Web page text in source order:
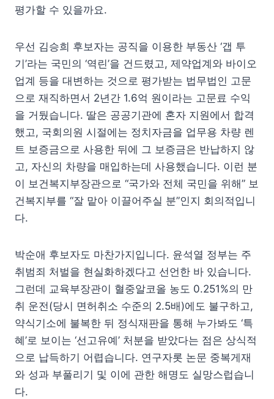
평가할 수 있을까요.
우선 김승희 후보자는 공직을 이용한 부동산 ‘갭 투
기’라는 국민의 ‘역린’을 건드렸고, 제약업계와 바이오
업계 등을 대변하는 것으로 평가받는 법무법인 고문
으로 재직하면서 2년간 1.6억 원이라는 고문료 수익
을 거뒀습니다. 딸은 공공기관에 혼자 지원에서 합격
했고, 국회의원 시절에는 정치자금을 업무용 차량 렌
트 보증금으로 사용한 뒤에 그 보증금은 반납하지 않
고, 자신의 차량을 매입하는데 사용했습니다. 이런 분
이 보건복지부장관으로 “국가와 전체 국민을 위해” 보
건복지부를 “잘 맡아 이끌어주실 분”인지 회의적입니
다.
박순애 후보자도 마찬가지입니다. 윤석열 정부는 주
취범죄 처벌을 현실화하겠다고 선언한 바 있습니다.
그런데 교육부장관이 혈중알코올 농도 0.251%의 만
취 운전(당시 면허취소 수준의 2.5배)에도 불구하고,
약식기소에 불복한 뒤 정식재판을 통해 누가봐도 ‘특
혜’로 보이는 ‘선고유예’ 처분을 받았다는 점은 상식적
으로 납득하기 어렵습니다. 연구자롯 논문 중복게재
와 성과 부풀리기 및 이에 관한 해명도 실망스럽습니
다.